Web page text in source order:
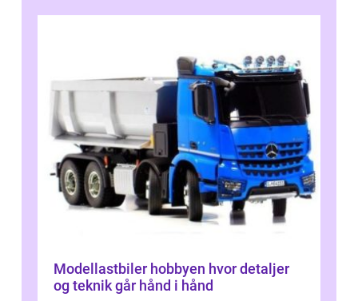
Modellastbiler hobbyen hvor detaljer
og teknik går hånd i hånd